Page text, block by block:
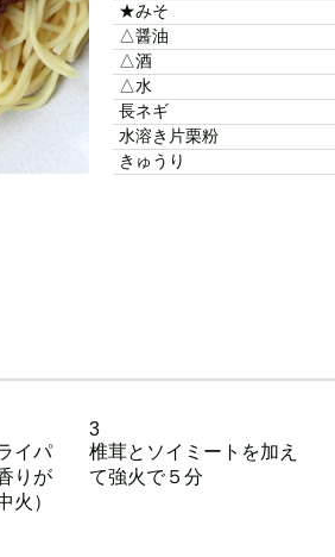
★みそ
△醤油
△酒
△水
長ネギ
水溶き片栗粉
きゅうり
イパ
りが
火）
3
椎茸とソイミートを加え
て強火で５分